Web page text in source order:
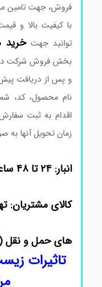
فروش، جهت تامین
با کیفیت بالا و
توانید جهتخرید
بخش فروش شرکت
و پس از دریافت پیش
اقدام به ثبت سفارش
زمان تحویل آنها به
زمان
انبار: ۲۴ تا ۴۸ ساعت کاری می باشد
کالای مشتریان:
ارسال
های حمل و نقل (
تاثیرات